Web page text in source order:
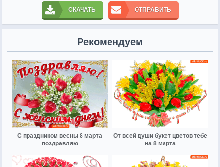
СКАЧАТЬ ОТПРАВИТЬ
Рекомендуем
С праздником весны 8 марта
поздравляю
От всей души букет цветов тебе
на 8 марта